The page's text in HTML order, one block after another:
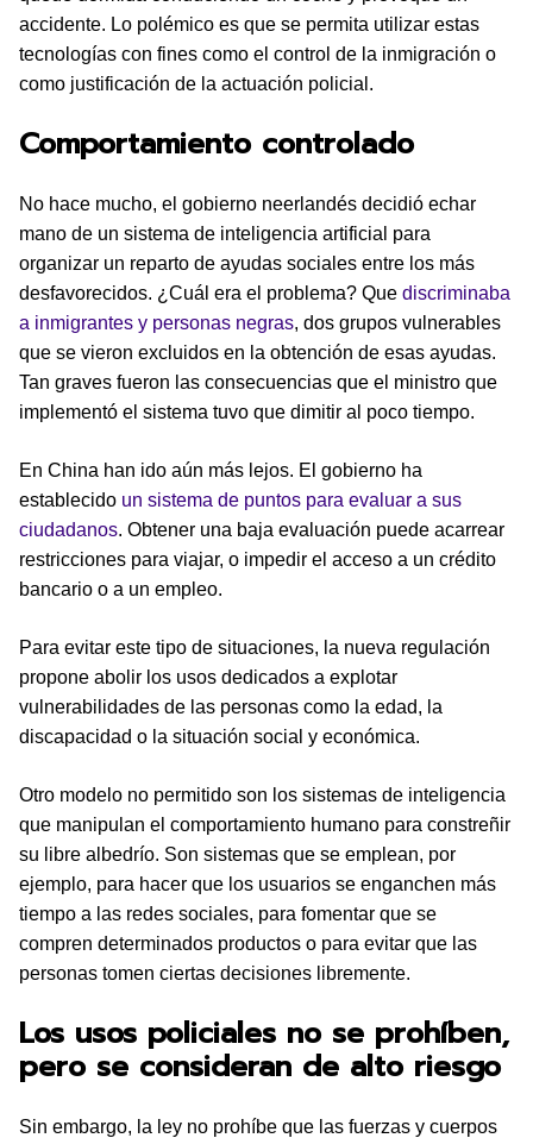
accidente. Lo polémico es que se permita utilizar estas
tecnologías con fines como el control de la inmigración o
como justificación de la actuación policial.
Comportamiento controlado
No hace mucho, el gobierno neerlandés decidió echar
mano de un sistema de inteligencia artificial para
organizar un reparto de ayudas sociales entre los más
desfavorecidos. ¿Cuál era el problema? Que discriminaba
a inmigrantes y personas negras, dos grupos vulnerables
que se vieron excluidos en la obtención de esas ayudas.
Tan graves fueron las consecuencias que el ministro que
implementó el sistema tuvo que dimitir al poco tiempo.
En China han ido aún más lejos. El gobierno ha
establecido un sistema de puntos para evaluar a sus
ciudadanos. Obtener una baja evaluación puede acarrear
restricciones para viajar, o impedir el acceso a un crédito
bancario o a un empleo.
Para evitar este tipo de situaciones, la nueva regulación
propone abolir los usos dedicados a explotar
vulnerabilidades de las personas como la edad, la
discapacidad o la situación social y económica.
Otro modelo no permitido son los sistemas de inteligencia
que manipulan el comportamiento humano para constreñir
su libre albedrío. Son sistemas que se emplean, por
ejemplo, para hacer que los usuarios se enganchen más
tiempo a las redes sociales, para fomentar que se
compren determinados productos o para evitar que las
personas tomen ciertas decisiones libremente.
Los usos policiales no se prohíben,
pero se consideran de alto riesgo
Sin embargo, la ley no prohíbe que las fuerzas y cuerpos